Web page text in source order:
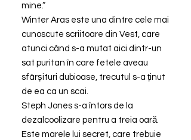
mine.”
Winter Aras este una dintre cele mai
cunoscute scriitoare din Vest, care
atunci când s-a mutat aici dintr-un
sat puritan în care fetele aveau
sfârșituri dubioase, trecutul s-a ținut
de ea ca un scai.
Steph Jones s-a întors de la
dezalcoolizare pentru a treia oară.
Este marele lui secret, care trebuie